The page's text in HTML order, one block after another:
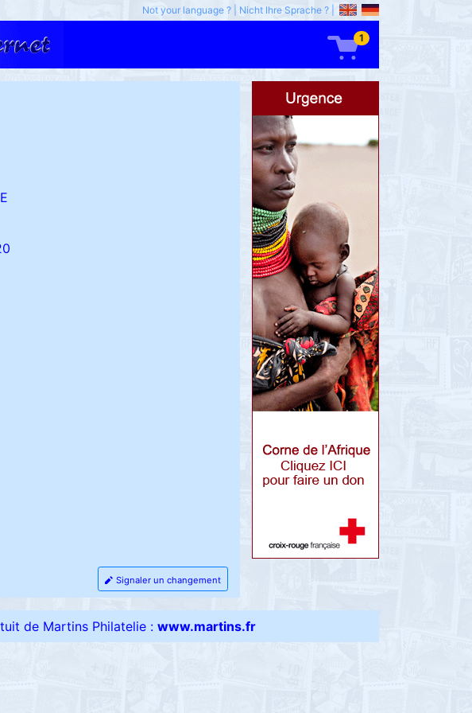
Not your language ? Nicht Ihre Sprache ?
1
Signaler un changement
de Martins Philatelie : www.martins.fr